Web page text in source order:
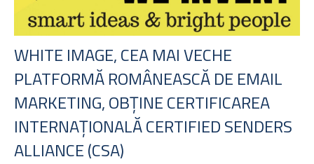
WHITE IMAGE, CEA MAI VECHE
PLATFORMĂ ROMÂNEASCĂ DE EMAIL
MARKETING, OBȚINE CERTIFICAREA
INTERNAȚIONALĂ CERTIFIED SENDERS
ALLIANCE (CSA)